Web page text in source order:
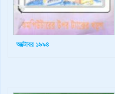
অক্টোবর ১৯৯৪